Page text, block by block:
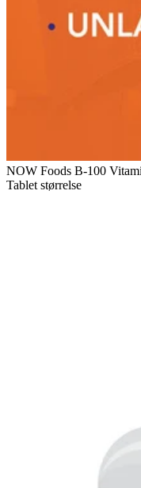
NOW Foods B-100
Tablet størrelse